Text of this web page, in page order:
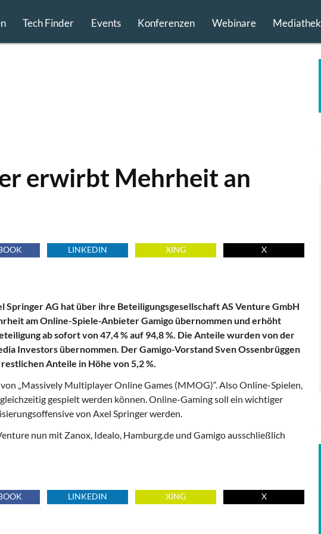
Tech Finder Events Konferenzen Webinare Mediathek
erwirbt Mehrheit an
LINKEDIN XING X
Springer AG hat über ihre Beteiligungsgesellschaft AS Venture GmbH
am Online-Spiele-Anbieter Gamigo übernommen und erhöht
ab sofort von 47,4 % auf 94,8 %. Die Anteile wurden von der
Investors übernommen. Der Gamigo-Vorstand Sven Ossenbrüggen
Anteile in Höhe von 5,2 %.
„Massively Multiplayer Online Games (MMOG)“. Also Online-Spielen,
gespielt werden können. Online-Gaming soll ein wichtiger
von Axel Springer werden.
nun mit Zanox, Idealo, Hamburg.de und Gamigo ausschließlich
LINKEDIN XING X